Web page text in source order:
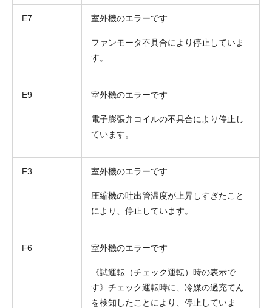
E7 室外機のエラーです
ファンモータ不具合により停止していま
す。
E9 室外機のエラーです
電子膨張弁コイルの不具合により停止し
ています。
F3 室外機のエラーです
圧縮機の吐出管温度が上昇しすぎたこと
により、停止しています。
F6 室外機のエラーです
《試運転（チェック運転）時の表示で
す》チェック運転時に、冷媒の過充てん
を検知したことにより、停止していま
折り返しのご連絡
(ご選択ください)
送信する